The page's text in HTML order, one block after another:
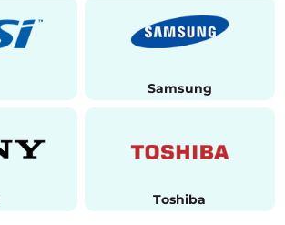
Samsung
Toshiba